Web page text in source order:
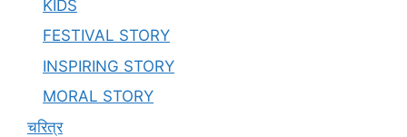
KIDS
FESTIVAL STORY
INSPIRING STORY
MORAL STORY
चरित्र